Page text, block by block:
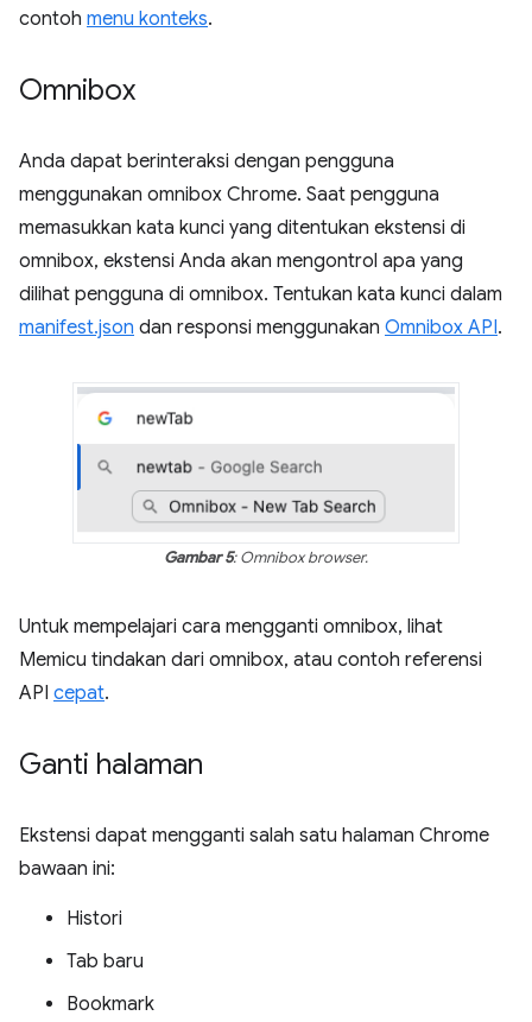
contoh menu konteks.
Omnibox
Anda dapat berinteraksi dengan pengguna
menggunakan omnibox Chrome. Saat pengguna
memasukkan kata kunci yang ditentukan ekstensi di
omnibox, ekstensi Anda akan mengontrol apa yang
dilihat pengguna di omnibox. Tentukan kata kunci dalam
manifest.json dan responsi menggunakan Omnibox API.
Gambar 5: Omnibox browser.
Untuk mempelajari cara mengganti omnibox, lihat
Memicu tindakan dari omnibox, atau contoh referensi
API cepat.
Ganti halaman
Ekstensi dapat mengganti salah satu halaman Chrome
bawaan ini:
Histori
Tab baru
Bookmark